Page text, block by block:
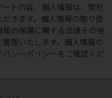
ト内容、個人情報は、弊社
きます。個人情報の取り扱
の保護に関する法律その他
理いたします。個人情報の
バシーポリシーをご確認くだ